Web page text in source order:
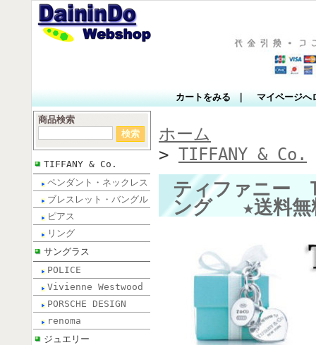
カートをみる マイページへ
商品検索
TIFFANY & Co.
ペンダント・ネックレス
ブレスレット・バングル
ピアス
リング
サングラス
POLICE
Vivienne Westwood
PORSCHE DESIGN
renoma
ジュエリー
ホーム
> TIFFANY & Co.
ティファニー
ング ★送料無